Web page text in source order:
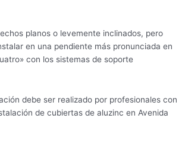
planos o levemente inclinados, pero
en una pendiente más pronunciada en
con los sistemas de soporte
debe ser realizado por profesionales con
de cubiertas de aluzinc en Avenida